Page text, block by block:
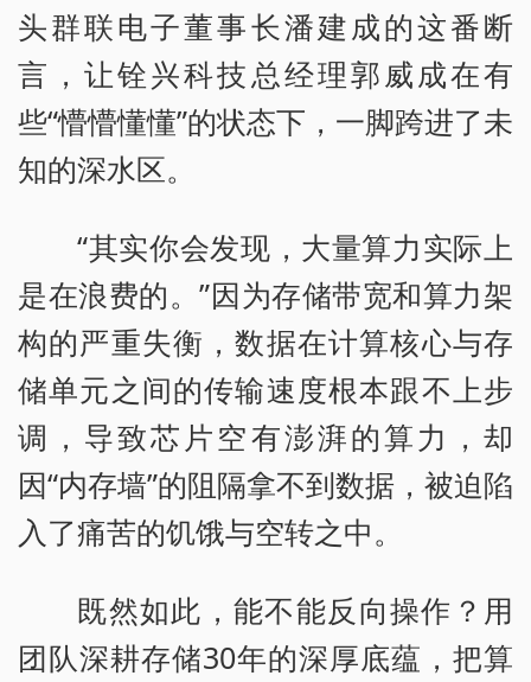
头群联电子董事长潘建成的这番断
言，让铨兴科技总经理郭威成在有
些“懵懵懂懂”的状态下，一脚跨进了未
知的深水区。
“其实你会发现，大量算力实际上
是在浪费的。”因为存储带宽和算力架
构的严重失衡，数据在计算核心与存
储单元之间的传输速度根本跟不上步
调，导致芯片空有澎湃的算力，却
因“内存墙”的阻隔拿不到数据，被迫陷
入了痛苦的饥饿与空转之中。
既然如此，能不能反向操作？用
团队深耕存储30年的深厚底蕴，把算